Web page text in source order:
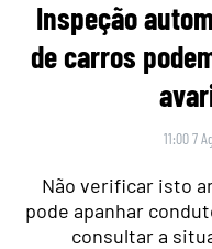
Inspeção
de carros
11:00 7
Não verificar isto
pode apanhar
consultar a